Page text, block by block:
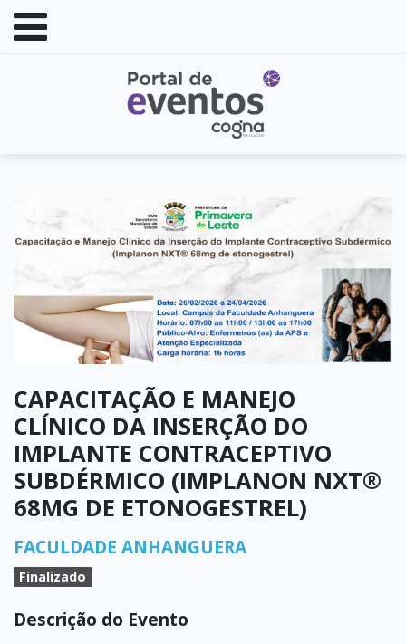
CAPACITAÇÃO E MANEJO
CLÍNICO DA INSERÇÃO DO
IMPLANTE CONTRACEPTIVO
SUBDÉRMICO (IMPLANON NXT®
68MG DE ETONOGESTREL)
FACULDADE ANHANGUERA
Finalizado
Descrição do Evento